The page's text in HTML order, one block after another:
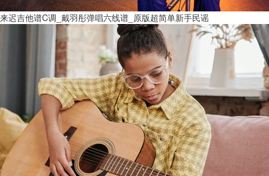
来迟吉他谱C调_戴羽彤弹唱六线谱_原版超简单新手民谣